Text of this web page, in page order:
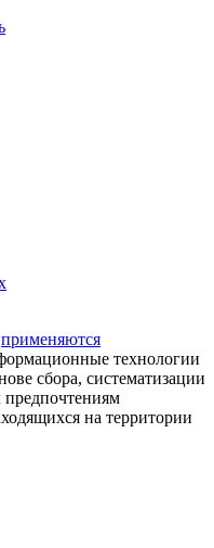
применяются
технологии
сбора, систематизации
предпочтениям
на территории